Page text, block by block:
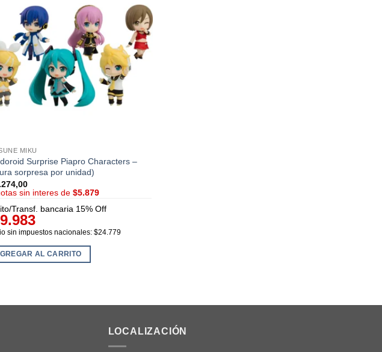
MIKU
Surprise Piapro Characters –
sorpresa por unidad)
sin interes de$5.879
Transf. bancaria 15% Off
sin impuestos nacionales: $24.779
AL CARRITO
LOCALIZACIÓN